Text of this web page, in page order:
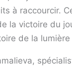
à raccourcir.
la victoire du
de la lumière